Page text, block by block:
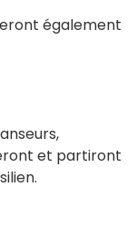
également
et partiront